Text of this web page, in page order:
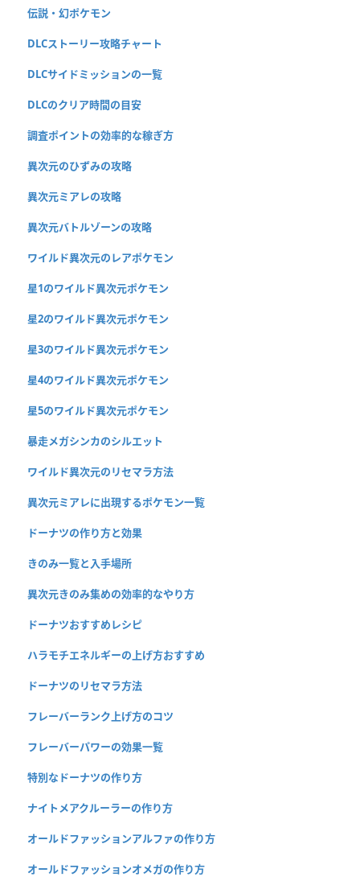
伝説・幻ポケモン
DLCストーリー攻略チャート
DLCサイドミッションの一覧
DLCのクリア時間の目安
調査ポイントの効率的な稼ぎ方
異次元のひずみの攻略
異次元ミアレの攻略
異次元バトルゾーンの攻略
ワイルド異次元のレアポケモン
星1のワイルド異次元ポケモン
星2のワイルド異次元ポケモン
星3のワイルド異次元ポケモン
星4のワイルド異次元ポケモン
星5のワイルド異次元ポケモン
暴走メガシンカのシルエット
ワイルド異次元のリセマラ方法
異次元ミアレに出現するポケモン一覧
ドーナツの作り方と効果
きのみ一覧と入手場所
異次元きのみ集めの効率的なやり方
ドーナツおすすめレシピ
ハラモチエネルギーの上げ方おすすめ
ドーナツのリセマラ方法
フレーバーランク上げ方のコツ
フレーバーパワーの効果一覧
特別なドーナツの作り方
ナイトメアクルーラーの作り方
オールドファッションアルファの作り方
オールドファッションオメガの作り方